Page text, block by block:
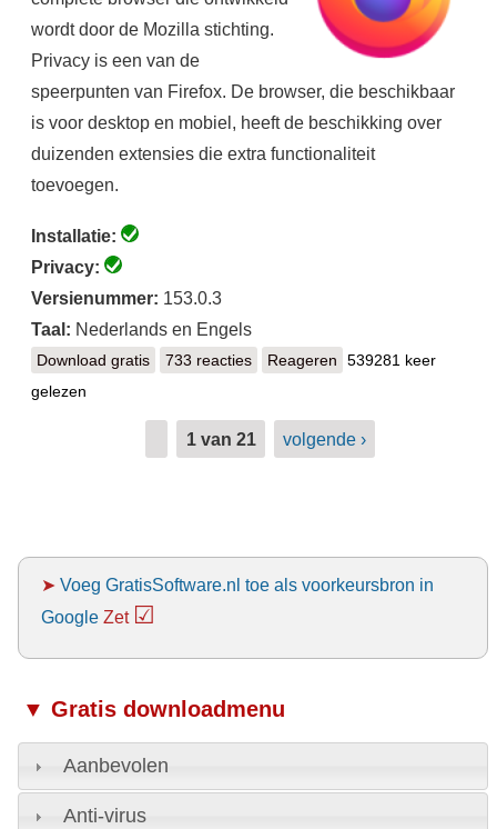
wordt door de Mozilla stichting.
Privacy is een van de
speerpunten van Firefox. De browser, die beschikbaar
is voor desktop en mobiel, heeft de beschikking over
duizenden extensies die extra functionaliteit
toevoegen.
Installatie:
Privacy:
Versienummer: 153.0.3
Taal: Nederlands en Engels
Download gratisFirefox
733 reacties Reageren
539281 keer
gelezen
1 van 21 volgende ›
➤ Voeg GratisSoftware.nl toe als voorkeursbron in
Google Zet ☑
▼ Gratis downloadmenu
Aanbevolen
Anti-virus